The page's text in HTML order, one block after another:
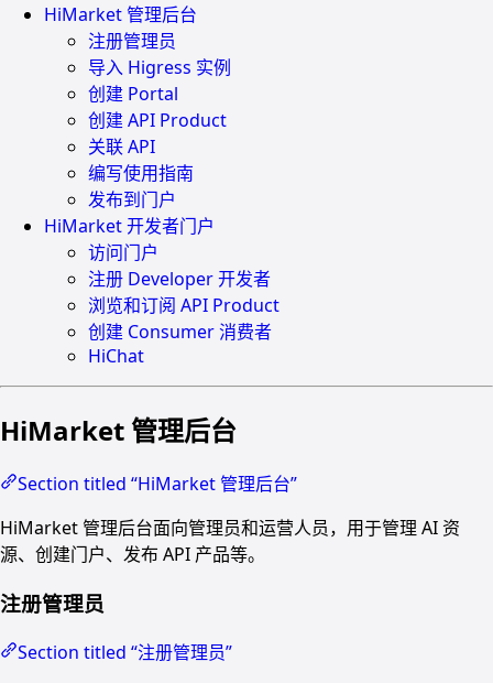
HiMarket 管理后台
注册管理员
导入 Higress 实例
创建 Portal
创建 API Product
关联 API
编写使用指南
发布到门户
HiMarket 开发者门户
访问门户
注册 Developer 开发者
浏览和订阅 API Product
创建 Consumer 消费者
HiChat
HiMarket 管理后台
Section titled “HiMarket 管理后台”
HiMarket 管理后台面向管理员和运营人员，用于管理 AI 资
源、创建门户、发布 API 产品等。
注册管理员
Section titled “注册管理员”